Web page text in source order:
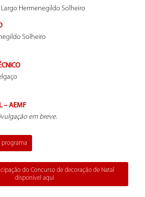
Largo Hermenegildo Solheiro
Solheiro
– AEMF
em breve.
programa
do Concurso de decoração de Natal
disponível aqui